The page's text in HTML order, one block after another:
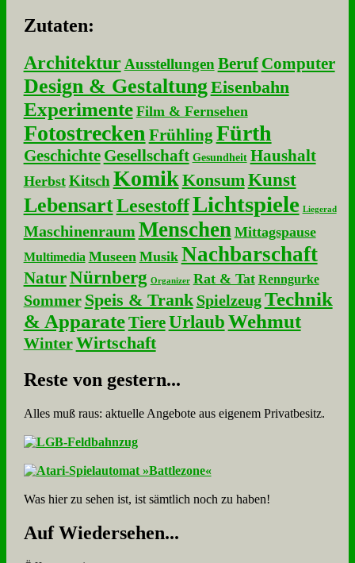
Zu­ta­ten:
Architektur Ausstellungen Beruf Computer
Design & GestaltungEisenbahn
Experimente Film & Fernsehen
Fotostrecken Frühling Fürth
Geschichte Gesellschaft Gesundheit Haushalt
Herbst Kitsch Komik KonsumKunst
LebensartLesestoffLichtspiele Liegerad
Maschinenraum Menschen Mittagspause
Multimedia Museen Musik Nachbarschaft
NaturNürnberg Organizer Rat & Tat Renngurke
Sommer Speis & Trank Spielzeug Technik
& Apparate Tiere UrlaubWehmut
Winter Wirtschaft
Re­ste von ge­stern...
Alles muß raus: aktuelle An­ge­bo­te aus eigenem Privatbesitz.
Was hier zu sehen ist, ist sämt­lich noch zu haben!
Auf Wie­der­se­hen...